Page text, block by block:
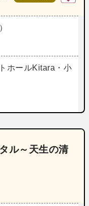
ホールKitara・小
ル～天生の清